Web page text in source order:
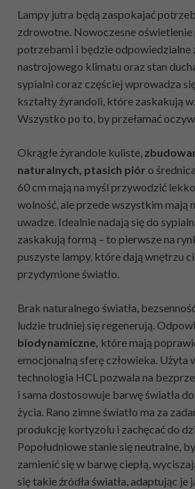
Lampy jutra będą zaspokajać
zdrowotne. Nowoczesne
potrzebami i będzie odpowiedzialne
nastrojowego klimatu oraz stan
sypialni coraz częściej wprowadza
kształty żyrandoli, które zaskakują
Wszystko po to, by przełamać
Okrągłe żyrandole kuliste,
naturalnych, ptasich piór o
60 cm mają na myśl przywodzić
wolność, ale przede wszystkim mają
uwadze. Idealnie nadają się do
zaskakują formą – to pierwsze na
puszyste lampy, które dają wnętrzu
przydymione światło.
Brak naturalnego światła,
ludzie trudniej się regenerują.
biodynamiczne, które mają
emocjonalną sferę człowieka. Użyta
technologia HCL pozwala na
i sama dostosowuje barwę światła
życia. Rano zimne światło ma za
produkcję kortyzolu i zachęcać do
Popołudniowe stanie się neutralne,
zamienić się w barwę ciepłą,
się takie źródła światła, adaptując je